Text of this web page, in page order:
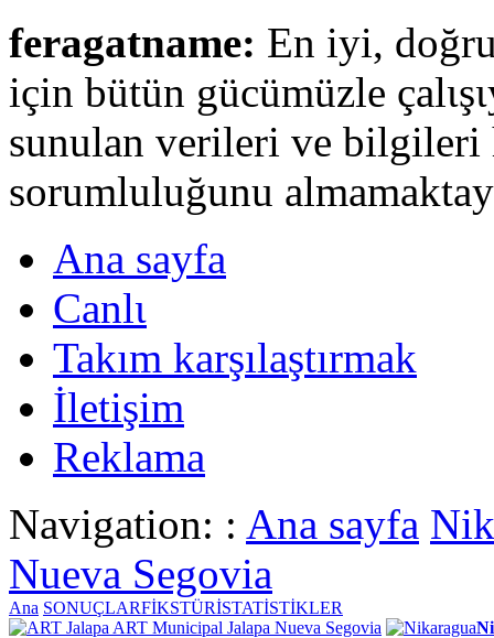
feragatname: En iyi,
için bütün gücümüzle
sunulan verileri ve bilgileri
sorumluluğunu
Ana sayfa
Canlι
Takım karşılaştırmak
İletişim
Reklama
Navigation: : Ana sayfa
Nueva Segovia
Ana SONUÇLARFİKSTÜRİSTATİSTİKLER
ART Municipal Jalapa Nueva Segovia